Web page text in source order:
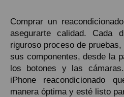
Comprar un
asegurarte calidad. Cada
riguroso proceso de
sus componentes, desde la
los botones y las
iPhone reacondicionado
manera óptima y esté listo